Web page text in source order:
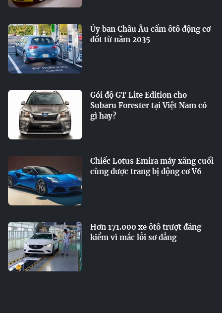
Ủy ban Châu Âu cấm ôtô động cơ
đốt từ năm 2035
Gói độ GT Lite Edition cho
Subaru Forester tại Việt Nam có
gì hay?
Chiếc Lotus Emira máy xăng cuối
cùng được trang bị động cơ V6
Hơn 171.000 xe ôtô trượt đăng
kiểm vì mắc lỗi sơ đẳng